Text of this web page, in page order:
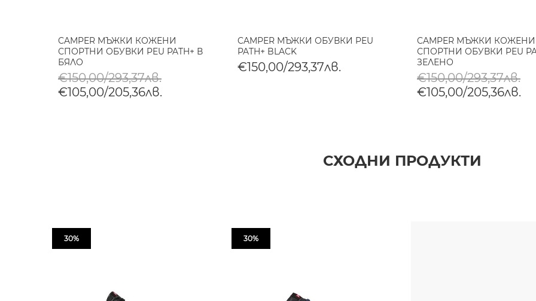
CAMPER МЪЖКИ КОЖЕНИ
СПОРТНИ ОБУВКИ PEU PATH+ В
БЯЛО
€150,00/293,37лв.
€105,00/205,36лв.
CAMPER МЪЖКИ ОБУВКИ PEU
PATH+ BLACK
€150,00/293,37лв.
CAMPER МЪЖКИ КОЖЕНИ
СПОРТНИ ОБУВКИ PEU
ЗЕЛЕНО
€150,00/293,37лв.
€105,00/205,36лв.
СХОДНИ ПРОДУКТИ
30% 30%